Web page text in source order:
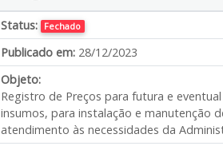
Status: Fechado
Publicado em: 28/12/2023
Objeto:
Registro de Preços para futura e
insumos, para instalação e manutenção
atendimento às necessidades da